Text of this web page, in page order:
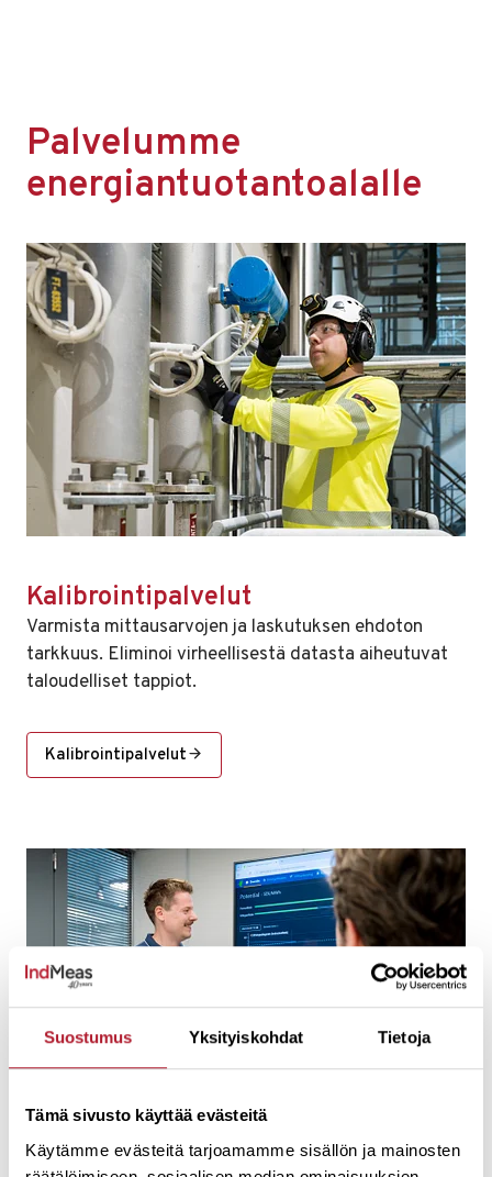
Suostumus Yksityiskohdat Tietoja
Tämä sivusto käyttää evästeitä
Käytämme evästeitä tarjoamamme sisällön ja mainosten
Palvelumme
energiantuotantoalalle
Kalibrointipalvelut
Varmista mittausarvojen ja laskutuksen ehdoton
tarkkuus. Eliminoi virheellisestä datasta aiheutuvat
taloudelliset tappiot.
Kalibrointipalvelut